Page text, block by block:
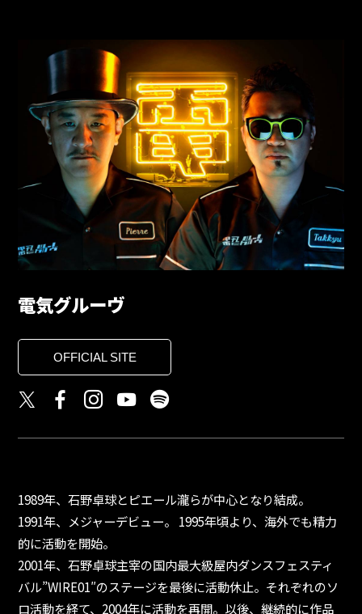
電気グルーヴ
OFFICIAL SITE
1989年、石野卓球とピエール瀧らが中心となり結成。
1991年、メジャーデビュー。 1995年頃より、海外でも精力
的に活動を開始。
2001年、石野卓球主宰の国内最大級屋内ダンスフェスティ
バル”WIRE01″のステージを最後に活動休止。それぞれのソ
ロ活動を経て、2004年に活動を再開。以後、継続的に作品